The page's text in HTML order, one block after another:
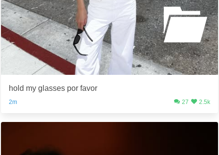
hold my glasses por favor
2m 27 2.5k